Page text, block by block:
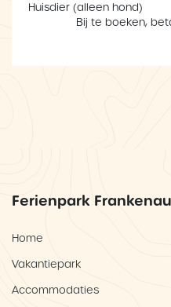
Huisdier (alleen hond)
Bij te boeken,
Ferienpark Frankenau
Home
Vakantiepark
Accommodaties